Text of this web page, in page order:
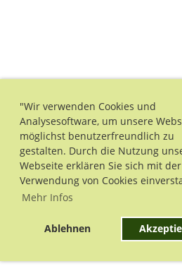
"Wir verwenden Cookies und
Analysesoftware, um unsere
möglichst benutzerfreundlich zu
gestalten. Durch die Nutzung
Webseite erklären Sie sich mit der
Verwendung von Cookies
Mehr Infos
Ablehnen
Powered by ClubDesk